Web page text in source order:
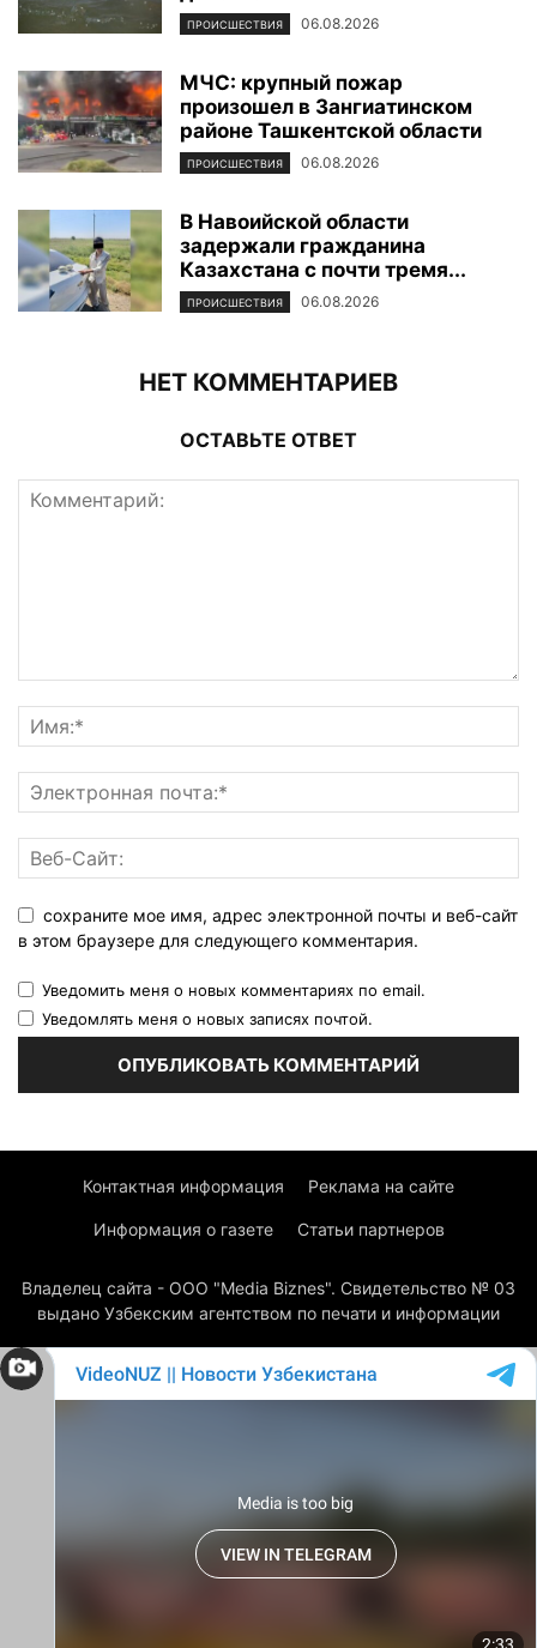
ПРОИСШЕСТВИЯ 06.08.2026
МЧС: крупный пожар
произошел в Зангиатинском
районе Ташкентской области
ПРОИСШЕСТВИЯ 06.08.2026
В Навоийской области
задержали гражданина
Казахстана с почти тремя...
ПРОИСШЕСТВИЯ 06.08.2026
НЕТ КОММЕНТАРИЕВ
ОСТАВЬТЕ ОТВЕТ
сохраните мое имя, адрес электронной почты и веб-сайт
в этом браузере для следующего комментария.
Уведомить меня о новых комментариях по email.
Уведомлять меня о новых записях почтой.
Контактная информация Реклама на сайте
Информация о газете Статьи партнеров
Владелец сайта - ООО "Media Biznes". Свидетельство № 03
выдано Узбекским агентством по печати и информации